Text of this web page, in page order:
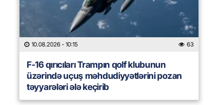
10.08.2026 - 10:15 63
F-16 qırıcıları Trampın qolf klubunun
üzərində uçuş məhdudiyyətlərini pozan
təyyarələri ələ keçirib